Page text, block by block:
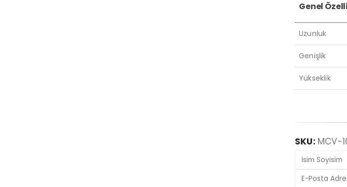
Genel
Uzunluk
Genişlik
Yükseklik
SKU: MCV-